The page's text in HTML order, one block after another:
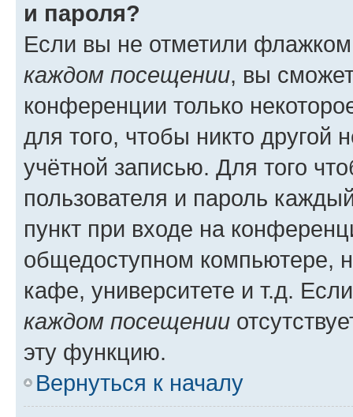
и пароля?
Если вы не отметили
каждом посещении, вы
конференции только
для того, чтобы никто другой
учётной записью. Для того
пользователя и пароль
пункт при входе на
общедоступном компьютере,
кафе, университете и т.д.
каждом посещении
эту функцию.
Вернуться к началу